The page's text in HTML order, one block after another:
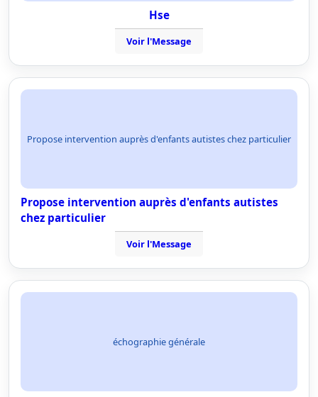
Hse
Voir l'Message
Propose intervention auprès d'enfants autistes chez particulier
Propose intervention auprès d'enfants autistes
chez particulier
Voir l'Message
échographie générale